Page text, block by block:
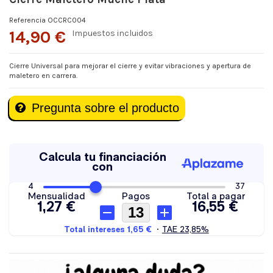
Referencia OCCRC004
14,90 € Impuestos incluidos
Cierre Universal para mejorar el cierre y evitar vibraciones y apertura de
maletero en carrera.
Pregunta sobre el producto